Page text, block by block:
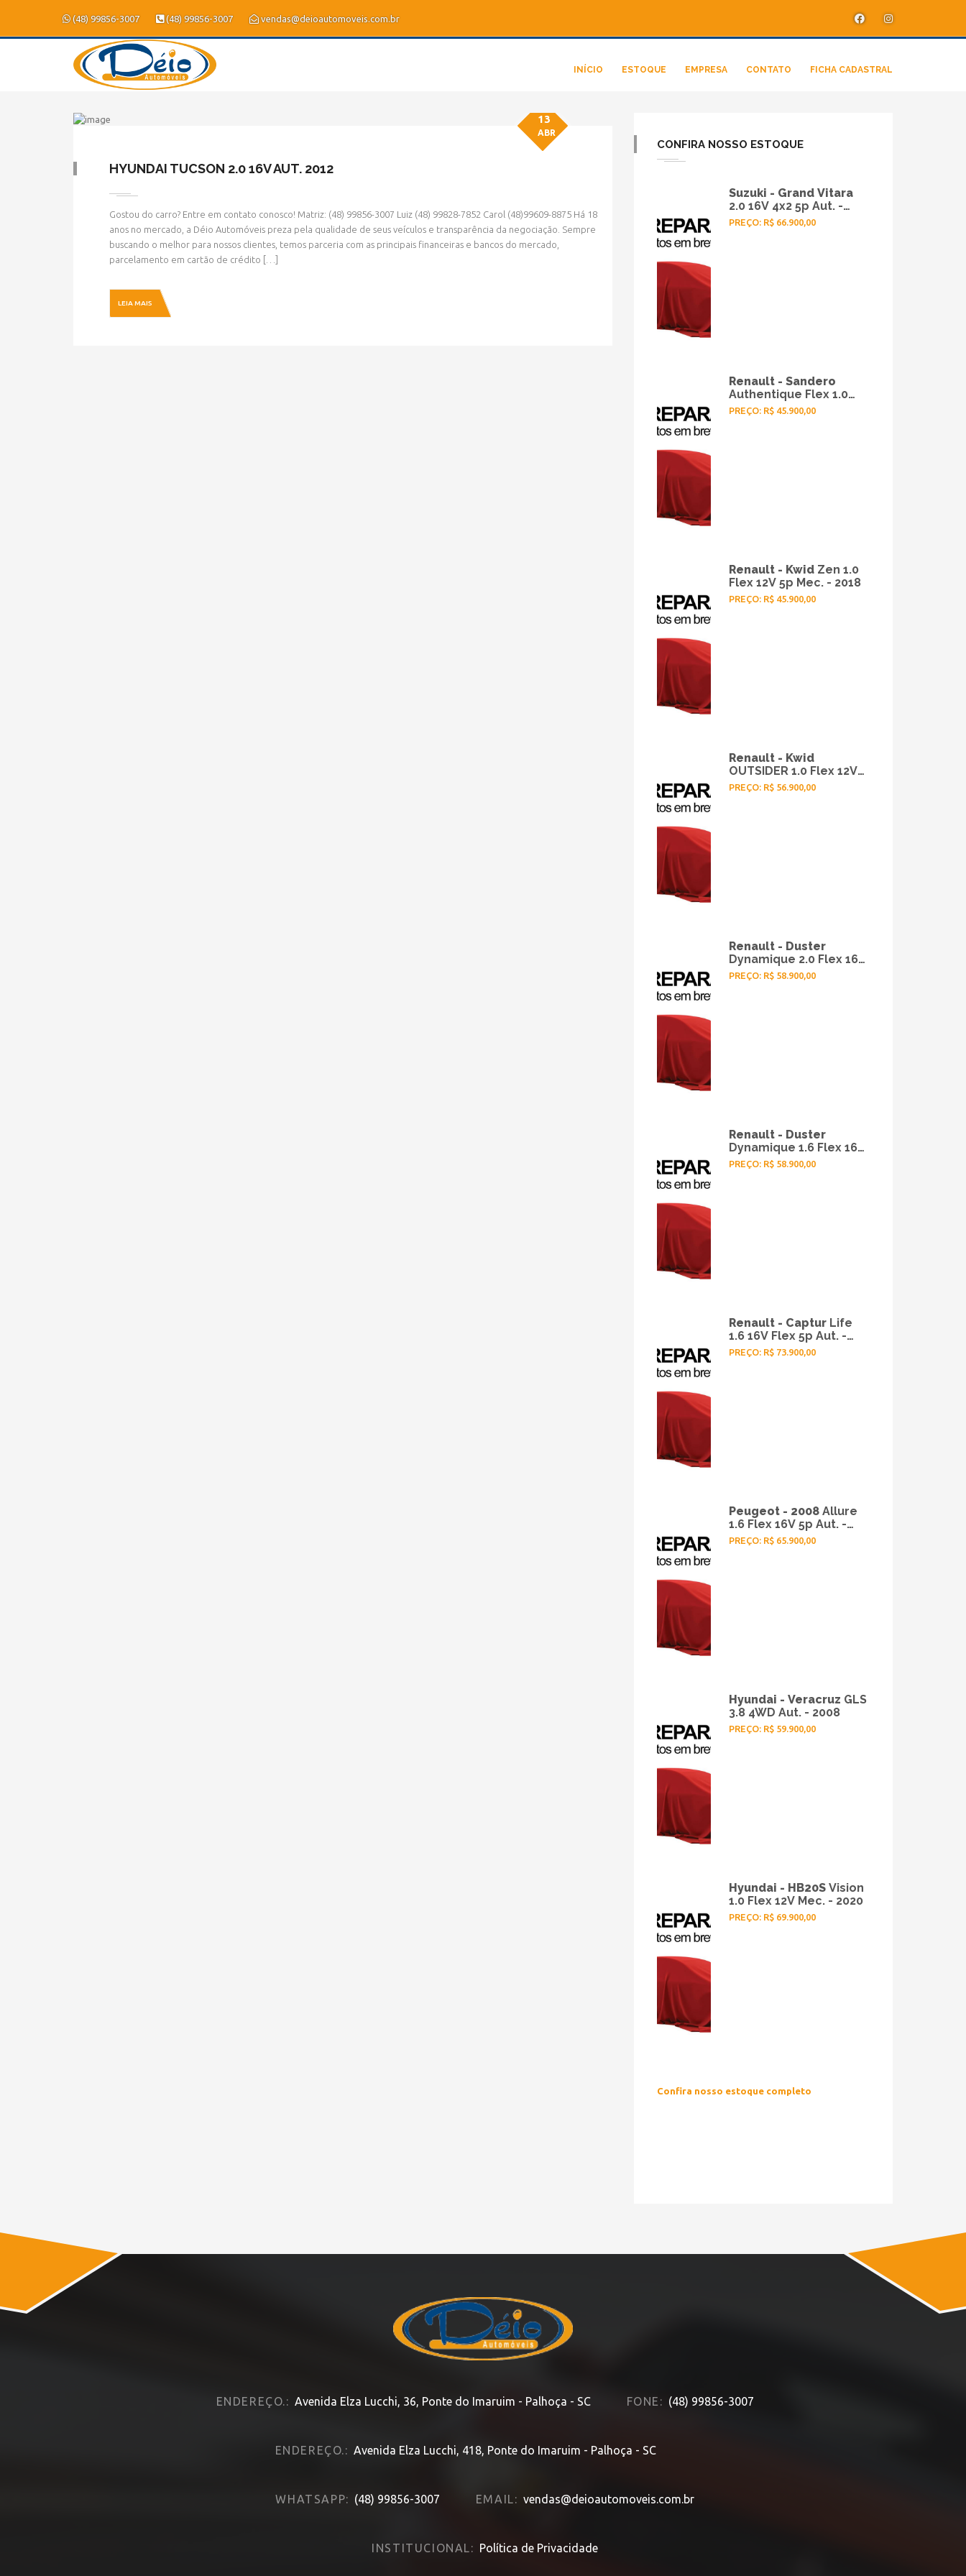
(48) 99856-3007 (48) 99856-3007 vendas@deioautomoveis.com.br
INÍCIO ESTOQUE EMPRESA CONTATO FICHA CADASTRAL
» MODELO » TUCSON
HYUNDAI TUCSON 2.0 16V AUT. 2012
13
ABR
Gostou do carro? Entre em contato conosco! Matriz: (48) 99856-3007 Luiz (48) 99828-7852 Carol (48)99609-8875 Há 18
anos no mercado, a Déio Automóveis preza pela qualidade de seus veículos e transparência da negociação. Sempre
buscando o melhor para nossos clientes, temos parceria com as principais financeiras e bancos do mercado,
parcelamento em cartão de crédito […]
LEIA MAIS
CONFIRA NOSSO ESTOQUE
Suzuki - Grand Vitara
2.0 16V 4x2 5p Aut. -
2015
PREÇO: R$ 66.900,00
Renault - Sandero
Authentique Flex 1.0
12V 5p - 2017
PREÇO: R$ 45.900,00
Renault - Kwid Zen 1.0
Flex 12V 5p Mec. - 2018
PREÇO: R$ 45.900,00
Renault - Kwid
OUTSIDER 1.0 Flex 12V
5p Mec. - 2022
PREÇO: R$ 56.900,00
Renault - Duster
Dynamique 2.0 Flex 16V
Aut. - 2014
PREÇO: R$ 58.900,00
Renault - Duster
Dynamique 1.6 Flex 16V
Mec. - 2014
PREÇO: R$ 58.900,00
Renault - Captur Life
1.6 16V Flex 5p Aut. -
2019
PREÇO: R$ 73.900,00
Peugeot - 2008 Allure
1.6 Flex 16V 5p Aut. -
2019
PREÇO: R$ 65.900,00
Hyundai - Veracruz GLS
3.8 4WD Aut. - 2008
PREÇO: R$ 59.900,00
Hyundai - HB20S Vision
1.0 Flex 12V Mec. - 2020
PREÇO: R$ 69.900,00
Confira nosso estoque completo
ENDEREÇO.: Avenida Elza Lucchi, 36, Ponte do Imaruim - Palhoça - SC FONE: (48) 99856-3007
ENDEREÇO.: Avenida Elza Lucchi, 418, Ponte do Imaruim - Palhoça - SC
WHATSAPP: (48) 99856-3007 EMAIL: vendas@deioautomoveis.com.br
INSTITUCIONAL: Política de Privacidade